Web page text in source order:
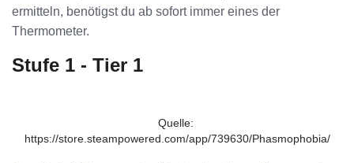
ermitteln, benötigst du ab sofort immer eines der
Thermometer.
Stufe 1 - Tier 1
Quelle:
https://store.steampowered.com/app/739630/Phasmophobia/